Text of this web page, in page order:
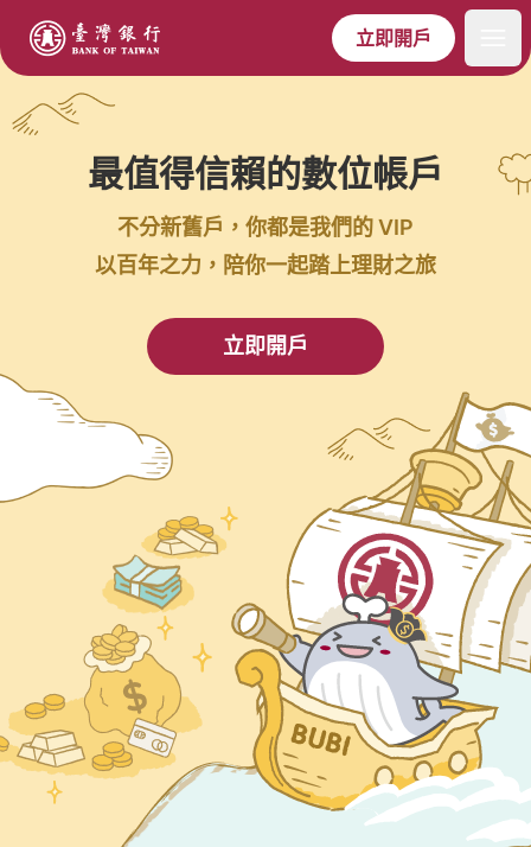
立即開戶
最值得信賴的數位帳戶
不分新舊戶，你都是我們的 VIP
以百年之力，陪你一起踏上理財之旅
立即開戶